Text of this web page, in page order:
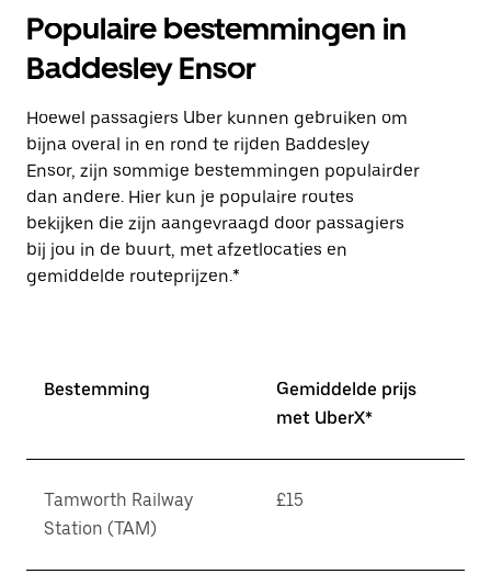
Populaire bestemmingen in
Baddesley Ensor
Hoewel passagiers Uber kunnen gebruiken om
bijna overal in en rond te rijden Baddesley
Ensor, zijn sommige bestemmingen populairder
dan andere. Hier kun je populaire routes
bekijken die zijn aangevraagd door passagiers
bij jou in de buurt, met afzetlocaties en
gemiddelde routeprijzen.*
Bestemming
Gemiddelde prijs
met UberX*
Tamworth Railway
Station (TAM)
£15